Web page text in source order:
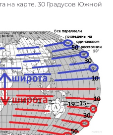
карте. 30 Градусов Южной